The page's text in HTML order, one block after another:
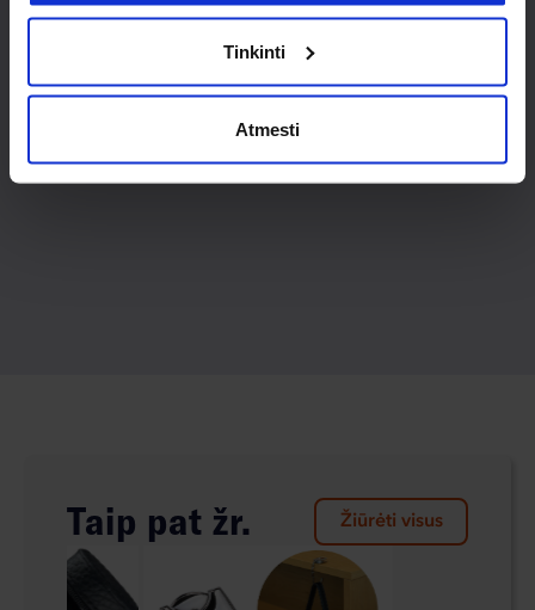
Tinkinti
Atmesti
Taip pat žr. Žiūrėti visus